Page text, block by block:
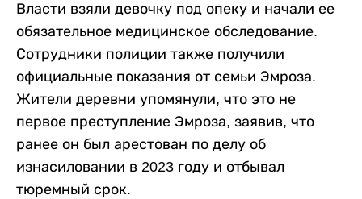
Власти взяли девочку под опеку и начали ее
обязательное медицинское обследование.
Сотрудники полиции также получили
официальные показания от семьи Эмроза.
Жители деревни упомянули, что это не
первое преступление Эмроза, заявив, что
ранее он был арестован по делу об
изнасиловании в 2023 году и отбывал
тюремный срок.